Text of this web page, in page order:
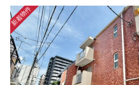
新着物件